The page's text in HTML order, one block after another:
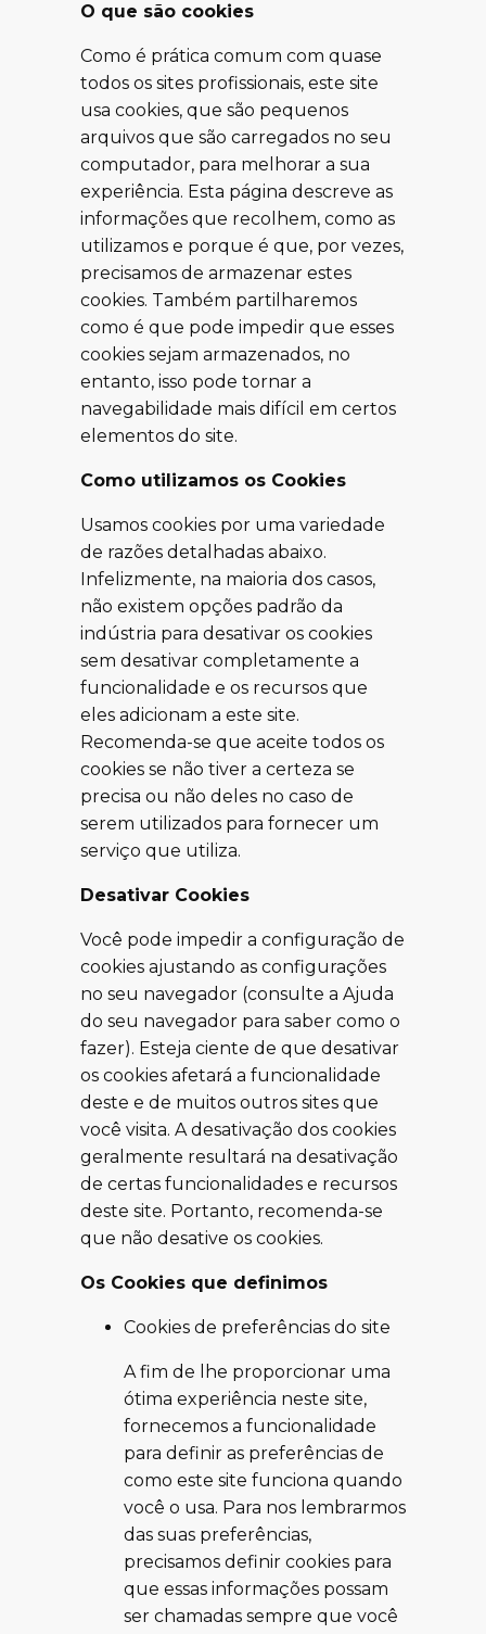
O que são cookies
Como é prática comum com quase
todos os sites profissionais, este site
usa cookies, que são pequenos
arquivos que são carregados no seu
computador, para melhorar a sua
experiência. Esta página descreve as
informações que recolhem, como as
utilizamos e porque é que, por vezes,
precisamos de armazenar estes
cookies. Também partilharemos
como é que pode impedir que esses
cookies sejam armazenados, no
entanto, isso pode tornar a
navegabilidade mais difícil em certos
elementos do site.
Como utilizamos os Cookies
Usamos cookies por uma variedade
de razões detalhadas abaixo.
Infelizmente, na maioria dos casos,
não existem opções padrão da
indústria para desativar os cookies
sem desativar completamente a
funcionalidade e os recursos que
eles adicionam a este site.
Recomenda-se que aceite todos os
cookies se não tiver a certeza se
precisa ou não deles no caso de
serem utilizados para fornecer um
serviço que utiliza.
Desativar Cookies
Você pode impedir a configuração de
cookies ajustando as configurações
no seu navegador (consulte a Ajuda
do seu navegador para saber como o
fazer). Esteja ciente de que desativar
os cookies afetará a funcionalidade
deste e de muitos outros sites que
você visita. A desativação dos cookies
geralmente resultará na desativação
de certas funcionalidades e recursos
deste site. Portanto, recomenda-se
que não desative os cookies.
Os Cookies que definimos
Cookies de preferências do site
A fim de lhe proporcionar uma
ótima experiência neste site,
fornecemos a funcionalidade
para definir as preferências de
como este site funciona quando
você o usa. Para nos lembrarmos
das suas preferências,
precisamos definir cookies para
que essas informações possam
ser chamadas sempre que você